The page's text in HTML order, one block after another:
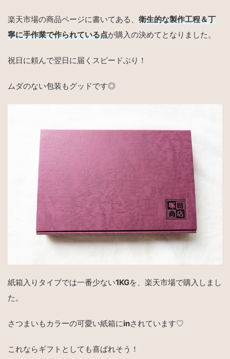
楽天市場の商品ページに書いてある、 衛生的な製作工程＆丁
寧に手作業で作られている点が購入の決めてとなりました。
祝日に頼んで翌日に届くスピードぶり！
ムダのない包装もグッドです◎
紙箱入りタイプでは一番少ない1KGを、楽天市場で購入しまし
た。
さつまいもカラーの可愛い紙箱にinされています♡
これならギフトとしても喜ばれそう！